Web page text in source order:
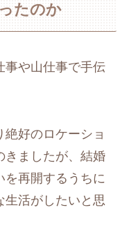
たのか
事や山仕事で手伝
好のロケーショ
きましたが、結婚
を再開するうちに
生活がしたいと思